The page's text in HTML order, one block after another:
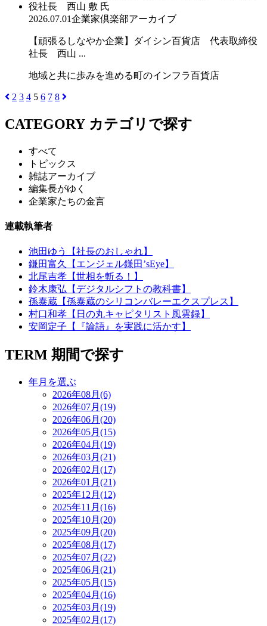
2026.07.01企業家倶楽部アーカイブ
【頑張るしなやか企業】ダイシン百貨店 代表取締役
社長 西山 ...
地域と共に歩みを進める町のインフラ百貨店
2 3 4 5 6 7 8
CATEGORY カテゴリで探す
すべて
トピックス
雑誌アーカイブ
編集長がゆく
企業家たちの金言
連載執筆者
池田ゆう【社長のおしゃれ】
鎌田富久【エンジェル鎌田’sEye】
北尾吉孝【世相を斬る！】
鈴木康弘【デジタルシフトの教科書】
孫泰蔵【孫泰蔵のシリコンバレーエクスプレス】
村口和孝【日の丸キャピタリスト風雲録】
安岡定子【『論語』を実践に活かす】
TERM 期間で探す
年月を選ぶ
2026年08月(6)
2026年07月(19)
2026年06月(20)
2026年05月(15)
2026年04月(19)
2026年03月(21)
2026年02月(17)
2026年01月(21)
2025年12月(12)
2025年11月(16)
2025年10月(20)
2025年09月(20)
2025年08月(17)
2025年07月(22)
2025年06月(21)
2025年05月(15)
2025年04月(16)
2025年03月(19)
2025年02月(17)